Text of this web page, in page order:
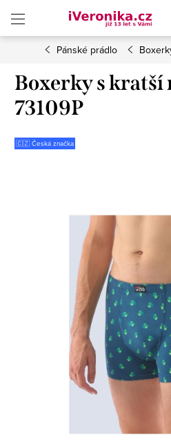
obsah
Pánské prádlo
Boxerky s kratší
73109P
🇨🇿 Česká značka